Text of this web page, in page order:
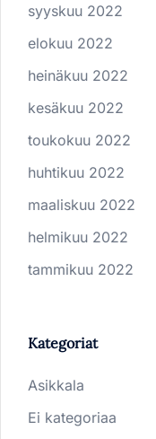
syyskuu 2022
elokuu 2022
heinäkuu 2022
kesäkuu 2022
toukokuu 2022
huhtikuu 2022
maaliskuu 2022
helmikuu 2022
tammikuu 2022
Kategoriat
Asikkala
Ei kategoriaa